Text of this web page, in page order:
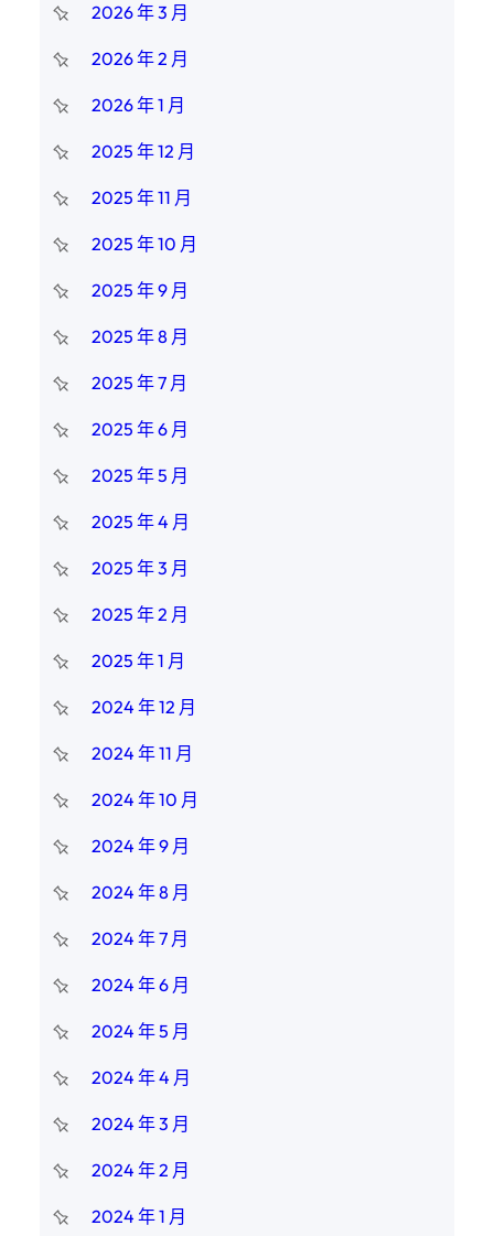
2026 年 3 月
2026 年 2 月
2026 年 1 月
2025 年 12 月
2025 年 11 月
2025 年 10 月
2025 年 9 月
2025 年 8 月
2025 年 7 月
2025 年 6 月
2025 年 5 月
2025 年 4 月
2025 年 3 月
2025 年 2 月
2025 年 1 月
2024 年 12 月
2024 年 11 月
2024 年 10 月
2024 年 9 月
2024 年 8 月
2024 年 7 月
2024 年 6 月
2024 年 5 月
2024 年 4 月
2024 年 3 月
2024 年 2 月
2024 年 1 月